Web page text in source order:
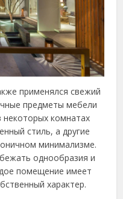
применялся свежий
предметы мебели
комнатах
стиль, а другие
минимализме.
однообразия и
помещение имеет
характер.